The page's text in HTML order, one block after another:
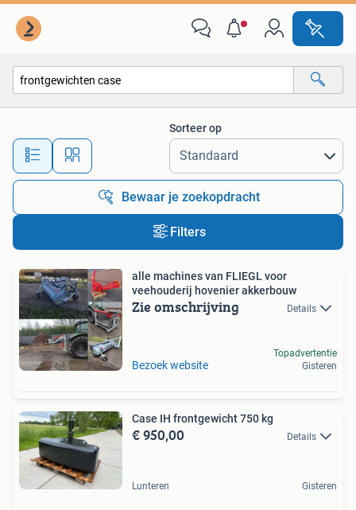
Alle afstanden…
Sorteer op
Bewaar je zoekopdracht
Filters
alle machines van FLIEGL voor
veehouderij hovenier akkerbouw
Zie omschrijving Details
Bezoek website
Topadvertentie
Gisteren
Case IH frontgewicht 750 kg
€ 950,00 Details
Lunteren Gisteren